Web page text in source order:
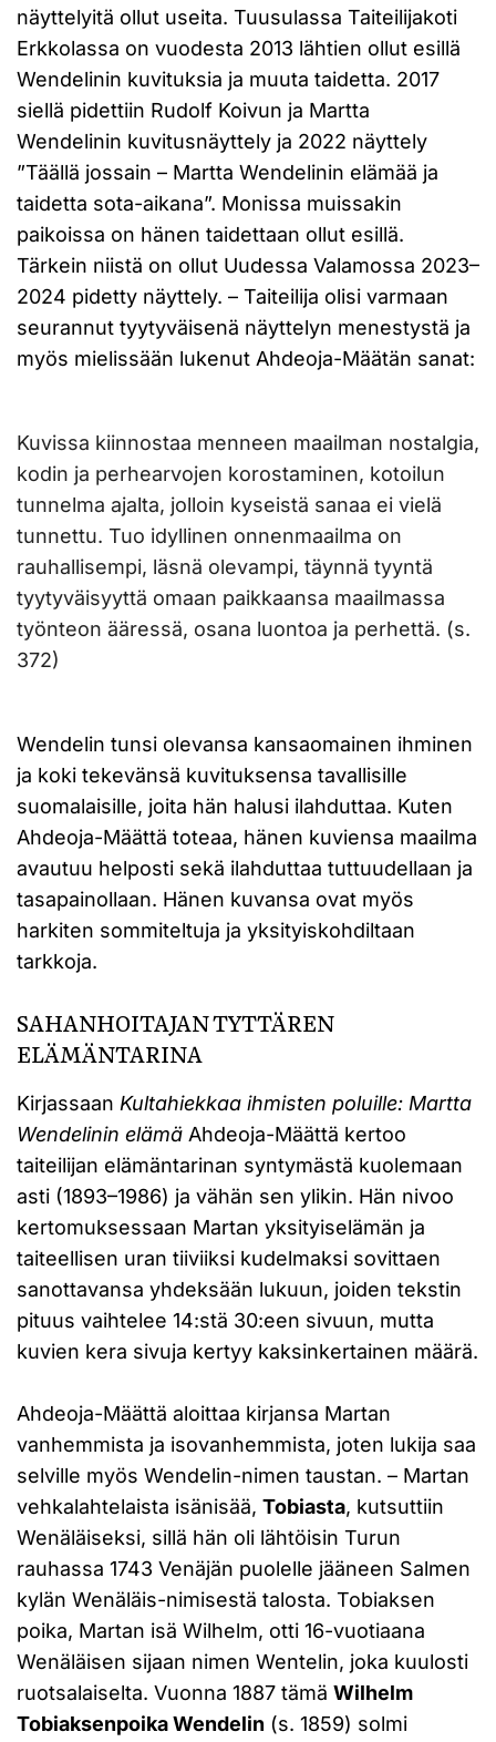
näyttelyitä ollut useita. Tuusulassa Taiteilijakoti
Erkkolassa on vuodesta 2013 lähtien ollut esillä
Wendelinin kuvituksia ja muuta taidetta. 2017
siellä pidettiin Rudolf Koivun ja Martta
Wendelinin kuvitusnäyttely ja 2022 näyttely
”Täällä jossain – Martta Wendelinin elämää ja
taidetta sota-aikana”. Monissa muissakin
paikoissa on hänen taidettaan ollut esillä.
Tärkein niistä on ollut Uudessa Valamossa 2023–
2024 pidetty näyttely. – Taiteilija olisi varmaan
seurannut tyytyväisenä näyttelyn menestystä ja
myös mielissään lukenut Ahdeoja-Määtän sanat:
Kuvissa kiinnostaa menneen maailman nostalgia,
kodin ja perhearvojen korostaminen, kotoilun
tunnelma ajalta, jolloin kyseistä sanaa ei vielä
tunnettu. Tuo idyllinen onnenmaailma on
rauhallisempi, läsnä olevampi, täynnä tyyntä
tyytyväisyyttä omaan paikkaansa maailmassa
työnteon ääressä, osana luontoa ja perhettä. (s.
372)
Wendelin tunsi olevansa kansaomainen ihminen
ja koki tekevänsä kuvituksensa tavallisille
suomalaisille, joita hän halusi ilahduttaa. Kuten
Ahdeoja-Määttä toteaa, hänen kuviensa maailma
avautuu helposti sekä ilahduttaa tuttuudellaan ja
tasapainollaan. Hänen kuvansa ovat myös
harkiten sommiteltuja ja yksityiskohdiltaan
tarkkoja.
SAHANHOITAJAN TYTTÄREN
ELÄMÄNTARINA
Kirjassaan Kultahiekkaa ihmisten poluille: Martta
Wendelinin elämä Ahdeoja-Määttä kertoo
taiteilijan elämäntarinan syntymästä kuolemaan
asti (1893–1986) ja vähän sen ylikin. Hän nivoo
kertomuksessaan Martan yksityiselämän ja
taiteellisen uran tiiviiksi kudelmaksi sovittaen
sanottavansa yhdeksään lukuun, joiden tekstin
pituus vaihtelee 14:stä 30:een sivuun, mutta
kuvien kera sivuja kertyy kaksinkertainen määrä.
Ahdeoja-Määttä aloittaa kirjansa Martan
vanhemmista ja isovanhemmista, joten lukija saa
selville myös Wendelin-nimen taustan. – Martan
vehkalahtelaista isänisää, Tobiasta, kutsuttiin
Wenäläiseksi, sillä hän oli lähtöisin Turun
rauhassa 1743 Venäjän puolelle jääneen Salmen
kylän Wenäläis-nimisestä talosta. Tobiaksen
poika, Martan isä Wilhelm, otti 16-vuotiaana
Wenäläisen sijaan nimen Wentelin, joka kuulosti
ruotsalaiselta. Vuonna 1887 tämä Wilhelm
Tobiaksenpoika Wendelin (s. 1859) solmi